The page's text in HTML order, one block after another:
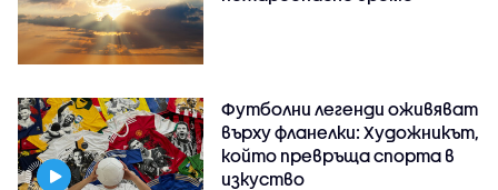
Футболни легенди оживяват
върху фланелки: Художникът,
който превръща спорта в
изкуство